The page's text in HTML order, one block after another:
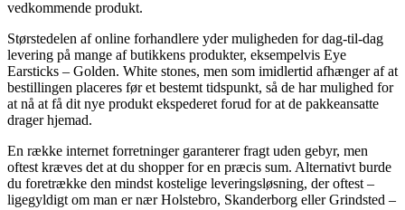
vedkommende produkt.
Størstedelen af online forhandlere yder muligheden for dag-til-dag
levering på mange af butikkens produkter, eksempelvis Eye
Earsticks – Golden. White stones, men som imidlertid afhænger af at
bestillingen placeres før et bestemt tidspunkt, så de har mulighed for
at nå at få dit nye produkt ekspederet forud for at de pakkeansatte
drager hjemad.
En række internet forretninger garanterer fragt uden gebyr, men
oftest kræves det at du shopper for en præcis sum. Alternativt burde
du foretrække den mindst kostelige leveringsløsning, der oftest –
ligegyldigt om man er nær Holstebro, Skanderborg eller Grindsted –